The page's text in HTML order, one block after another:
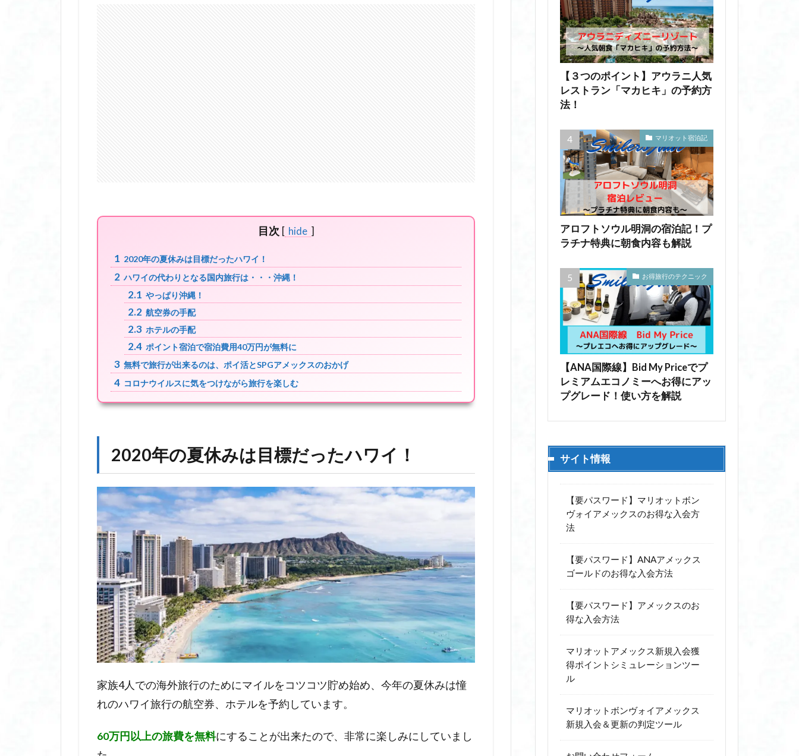
目次 [ hide ]
1 2020年の夏休みは目標だったハワイ！
2 ハワイの代わりとなる国内旅行は・・・沖縄！
2.1 やっぱり沖縄！
2.2 航空券の手配
2.3 ホテルの手配
2.4 ポイント宿泊で宿泊費用40万円が無料に
3 無料で旅行が出来るのは、ポイ活とSPGアメックスのおかげ
4 コロナウイルスに気をつけながら旅行を楽しむ
2020年の夏休みは目標だったハワイ！
家族4人での海外旅行のためにマイルをコツコツ貯め始め、今年の夏休みは憧
れのハワイ旅行の航空券、ホテルを予約しています。
60万円以上の旅費を無料にすることが出来たので、非常に楽しみにしていまし
【３つのポイント】アウラニ人気
レストラン「マカヒキ」の予約方
法！
マリオット宿泊記
アロフトソウル明洞の宿泊記！プ
ラチナ特典に朝食内容も解説
お得旅行のテクニック
【ANA国際線】Bid My Priceでプ
レミアムエコノミーへお得にアッ
プグレード！使い方を解説
サイト情報
【要パスワード】マリオットボン
ヴォイアメックスのお得な入会方
法
【要パスワード】ANAアメックス
ゴールドのお得な入会方法
【要パスワード】アメックスのお
得な入会方法
マリオットアメックス新規入会獲
得ポイントシミュレーションツー
ル
マリオットボンヴォイアメックス
新規入会＆更新の判定ツール